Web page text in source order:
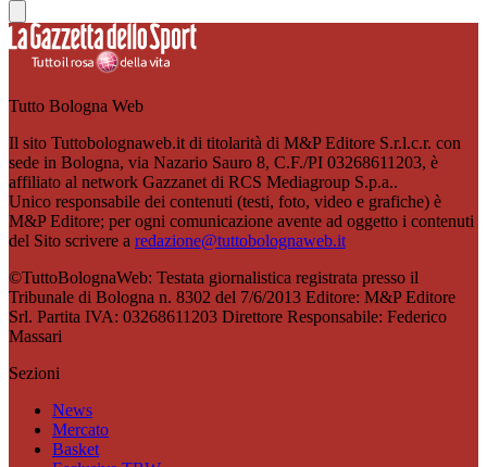
Tutto Bologna Web
Il sito Tuttobolognaweb.it di titolarità di M&P Editore S.r.l.c.r. con
sede in Bologna, via Nazario Sauro 8, C.F./PI 03268611203, è
affiliato al network Gazzanet di RCS Mediagroup S.p.a..
Unico responsabile dei contenuti (testi, foto, video e grafiche) è
M&P Editore; per ogni comunicazione avente ad oggetto i contenuti
del Sito scrivere a redazione@tuttobolognaweb.it
©TuttoBolognaWeb: Testata giornalistica registrata presso il
Tribunale di Bologna n. 8302 del 7/6/2013 Editore: M&P Editore
Srl. Partita IVA: 03268611203 Direttore Responsabile: Federico
Massari
Sezioni
News
Mercato
Basket